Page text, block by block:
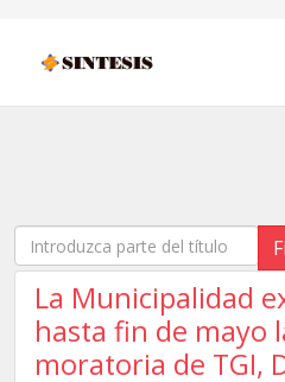
Introduzca parte del título
La Municipalidad
hasta fin de mayo
moratoria de TGI,